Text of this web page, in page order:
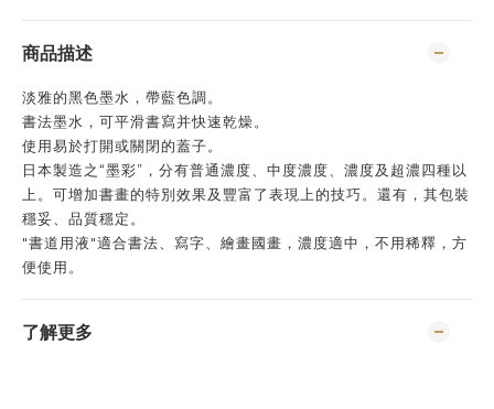
商品描述
淡雅的黑色墨水，帶藍色調。
書法墨水，可平滑書寫并快速乾燥。
使用易於打開或關閉的蓋子。
日本製造之“墨彩”，分有普通濃度、中度濃度、濃度及超濃四種以
上。可增加書畫的特別效果及豐富了表現上的技巧。還有，其包裝
穩妥、品質穩定。
"書道用液"適合書法、寫字、繪畫國畫，濃度適中，不用稀釋，方
便使用。
了解更多